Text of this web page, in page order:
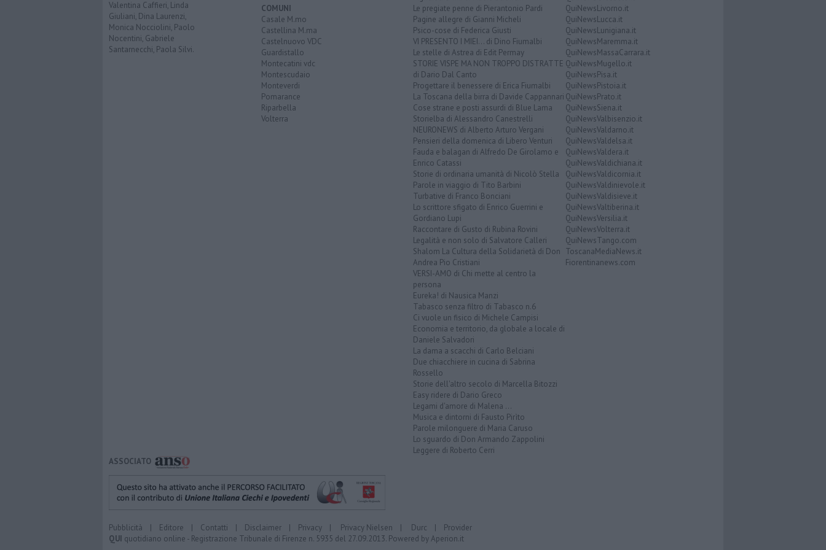
Valentina Caffieri, Linda
Giuliani, Dina Laurenzi,
Monica Nocciolini, Paolo
Nocentini, Gabriele
Santarnecchi, Paola Silvi.
COMUNI
Casale M.mo
Castellina M.ma
Castelnuovo VDC
Guardistallo
Montecatini vdc
Montescudaio
Monteverdi
Pomarance
Riparbella
Volterra
Le pregiate penne di Pierantonio Pardi
Pagine allegre di Gianni Micheli
Psico-cose di Federica Giusti
VI PRESENTO I MIEI... di Dino Fiumalbi
Le stelle di Astrea di Edit Permay
STORIE VISPE MA NON TROPPO DISTRATTE
di Dario Dal Canto
Progettare il benessere di Erica Fiumalbi
La Toscana della birra di Davide Cappannari
Cose strane e posti assurdi di Blue Lama
Storielba di Alessandro Canestrelli
NEURONEWS di Alberto Arturo Vergani
Pensieri della domenica di Libero Venturi
Fauda e balagan di Alfredo De Girolamo e
Enrico Catassi
Storie di ordinaria umanità di Nicolò Stella
Parole in viaggio di Tito Barbini
Turbative di Franco Bonciani
Lo scrittore sfigato di Enrico Guerrini e
Gordiano Lupi
Raccontare di Gusto di Rubina Rovini
Legalità e non solo di Salvatore Calleri
Shalom La Cultura della Solidarietà di Don
Andrea Pio Cristiani
VERSI-AMO di Chi mette al centro la
persona
Eureka! di Nausica Manzi
Tabasco senza filtro di Tabasco n.6
Ci vuole un fisico di Michele Campisi
Economia e territorio, da globale a locale di
Daniele Salvadori
La dama a scacchi di Carlo Belciani
Due chiacchiere in cucina di Sabrina
Rossello
Storie dell'altro secolo di Marcella Bitozzi
Easy ridere di Dario Greco
Legami d'amore di Malena ...
Musica e dintorni di Fausto Pirìto
Parole milonguere di Maria Caruso
Lo sguardo di Don Armando Zappolini
Leggere di Roberto Cerri
QuiNewsLivorno.it
QuiNewsLucca.it
QuiNewsLunigiana.it
QuiNewsMaremma.it
QuiNewsMassaCarrara.it
QuiNewsMugello.it
QuiNewsPisa.it
QuiNewsPistoia.it
QuiNewsPrato.it
QuiNewsSiena.it
QuiNewsValbisenzio.it
QuiNewsValdarno.it
QuiNewsValdelsa.it
QuiNewsValdera.it
QuiNewsValdichiana.it
QuiNewsValdicornia.it
QuiNewsValdinievole.it
QuiNewsValdisieve.it
QuiNewsValtiberina.it
QuiNewsVersilia.it
QuiNewsVolterra.it
QuiNewsTango.com
ToscanaMediaNews.it
Fiorentinanews.com
ASSOCIATO
Pubblicità | Editore | Contatti | Disclaimer | Privacy | Privacy Nielsen | Durc | Provider
QUI quotidiano online - Registrazione Tribunale di Firenze n. 5935 del 27.09.2013. Powered byAperion.it